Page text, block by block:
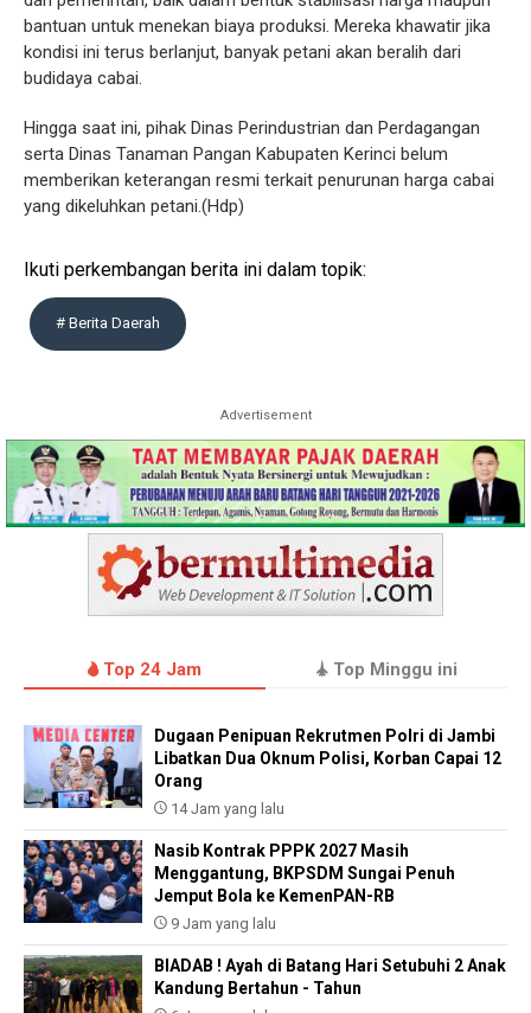
bantuan untuk menekan biaya produksi. Mereka khawatir jika
kondisi ini terus berlanjut, banyak petani akan beralih dari
budidaya cabai.
Hingga saat ini, pihak Dinas Perindustrian dan Perdagangan
serta Dinas Tanaman Pangan Kabupaten Kerinci belum
memberikan keterangan resmi terkait penurunan harga cabai
yang dikeluhkan petani.(Hdp)
Ikuti perkembangan berita ini dalam topik:
# Berita Daerah
Advertisement
Top 24 Jam Top Minggu ini
Dugaan Penipuan Rekrutmen Polri di Jambi
Libatkan Dua Oknum Polisi, Korban Capai 12
Orang
14 Jam yang lalu
Nasib Kontrak PPPK 2027 Masih
Menggantung, BKPSDM Sungai Penuh
Jemput Bola ke KemenPAN-RB
9 Jam yang lalu
BIADAB ! Ayah di Batang Hari Setubuhi 2 Anak
Kandung Bertahun - Tahun